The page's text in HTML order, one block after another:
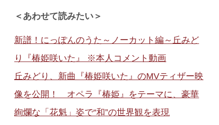
＜あわせて読みたい＞
新譜！にっぽんのうた～ノーカット編～丘みど
り『椿姫咲いた』 ※本人コメント動画
丘みどり、新曲『椿姫咲いた』のMVティザー映
像を公開！ オペラ『椿姫』をテーマに、豪華
絢爛な「花魁」姿で“和”の世界観を表現